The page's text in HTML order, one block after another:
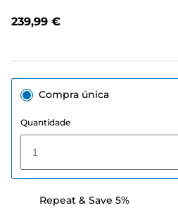
239,99 €
Compra única
Quantidade
1
Repeat & Save 5%